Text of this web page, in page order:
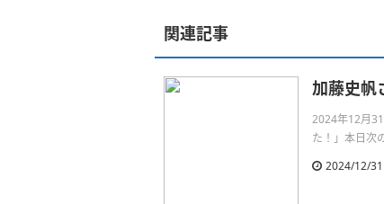
関連記事
加藤史帆
2024年12月
た！」本日次
2024/12/31